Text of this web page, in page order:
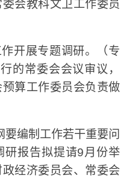
会教科文卫工作委员
开展专题调研。（专
的常委会会议审议，
算工作委员会负责做
编制工作若干重要问
研报告拟提请9月份举
经济委员会、常委会